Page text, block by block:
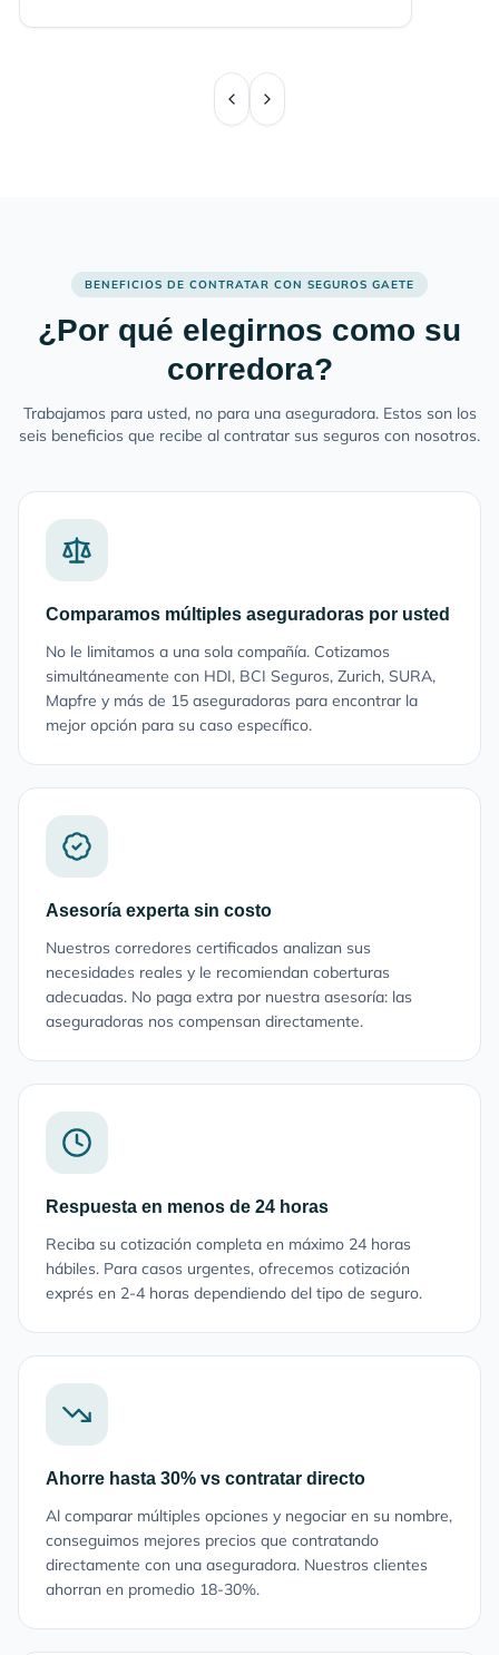
BENEFICIOS DE CONTRATAR CON SEGUROS GAETE
¿Por qué elegirnos como su
corredora?
Trabajamos para usted, no para una aseguradora. Estos son los
seis beneficios que recibe al contratar sus seguros con nosotros.
Comparamos múltiples aseguradoras por usted
No le limitamos a una sola compañía. Cotizamos
simultáneamente con HDI, BCI Seguros, Zurich, SURA,
Mapfre y más de 15 aseguradoras para encontrar la
mejor opción para su caso específico.
Asesoría experta sin costo
Nuestros corredores certificados analizan sus
necesidades reales y le recomiendan coberturas
adecuadas. No paga extra por nuestra asesoría: las
aseguradoras nos compensan directamente.
Respuesta en menos de 24 horas
Reciba su cotización completa en máximo 24 horas
hábiles. Para casos urgentes, ofrecemos cotización
exprés en 2-4 horas dependiendo del tipo de seguro.
Ahorre hasta 30% vs contratar directo
Al comparar múltiples opciones y negociar en su nombre,
conseguimos mejores precios que contratando
directamente con una aseguradora. Nuestros clientes
ahorran en promedio 18-30%.